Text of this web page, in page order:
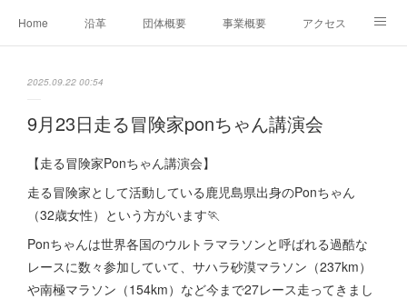
Home 沿革 団体概要 事業概要 アクセス
2025.09.22 00:54
9月23日走る冒険家ponちゃん講演会
【走る冒険家Ponちゃん講演会】
走る冒険家として活動している鹿児島県出身のPonちゃん
（32歳女性）という方がいます🏃
Ponちゃんは世界各国のウルトラマラソンと呼ばれる過酷な
レースに数々参加していて、サハラ砂漠マラソン（237km）
や南極マラソン（154km）など今まで27レース走ってきまし